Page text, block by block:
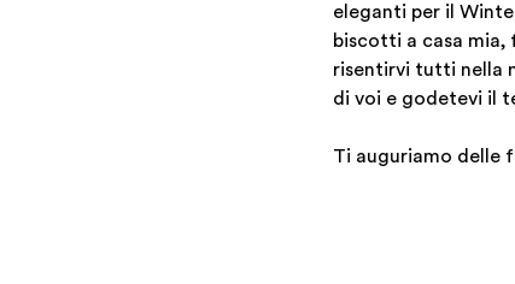
eleganti per il
biscotti a casa mia,
risentirvi tutti nella
di voi e godetevi il
Ti auguriamo delle